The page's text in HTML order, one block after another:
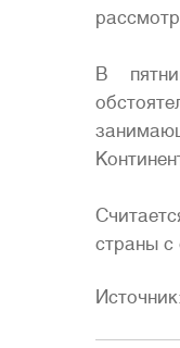
В
страны